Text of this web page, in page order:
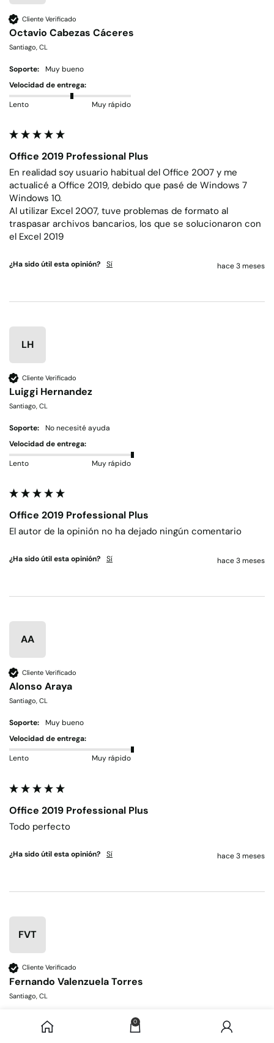
Cliente Verificado
Octavio Cabezas Cáceres
Santiago, CL
Soporte:
Muy bueno
Velocidad de entrega:
Lento
Muy rápido
Office 2019 Professional Plus
En realidad soy usuario habitual del Office 2007 y me
actualicé a Office 2019, debido que pasé de Windows 7
Windows 10.
Al utilizar Excel 2007, tuve problemas de formato al
traspasar archivos bancarios, los que se solucionaron con
el Excel 2019
¿Ha sido útil esta opinión? Sí hace 3 meses
LH
Cliente Verificado
Luiggi Hernandez
Santiago, CL
Soporte:
No necesité ayuda
Velocidad de entrega:
Lento
Muy rápido
Office 2019 Professional Plus
El autor de la opinión no ha dejado ningún comentario
¿Ha sido útil esta opinión? Sí hace 3 meses
AA
Cliente Verificado
Alonso Araya
Santiago, CL
Soporte:
Muy bueno
Velocidad de entrega:
Lento
Muy rápido
Office 2019 Professional Plus
Todo perfecto
¿Ha sido útil esta opinión? Sí hace 3 meses
FVT
Cliente Verificado
Fernando Valenzuela Torres
Santiago, CL
Velocidad de entrega:
Professional
Plus
8.490
0